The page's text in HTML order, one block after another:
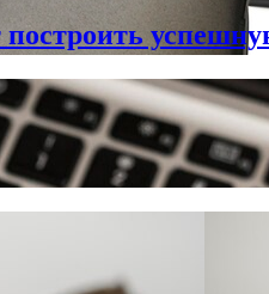
построить